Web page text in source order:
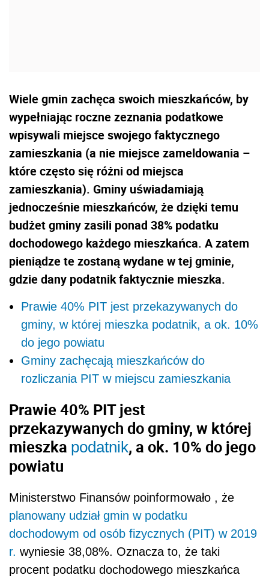
Wiele gmin zachęca swoich mieszkańców, by
wypełniając roczne zeznania podatkowe
wpisywali miejsce swojego faktycznego
zamieszkania (a nie miejsce zameldowania –
które często się różni od miejsca
zamieszkania). Gminy uświadamiają
jednocześnie mieszkańców, że dzięki temu
budżet gminy zasili ponad 38% podatku
dochodowego każdego mieszkańca. A zatem
pieniądze te zostaną wydane w tej gminie,
gdzie dany podatnik faktycznie mieszka.
Prawie 40% PIT jest przekazywanych do
gminy, w której mieszka podatnik, a ok. 10%
do jego powiatu
Gminy zachęcają mieszkańców do
rozliczania PIT w miejscu zamieszkania
Prawie 40% PIT jest
przekazywanych do gminy, w której
mieszka podatnik, a ok. 10% do jego
powiatu
Ministerstwo Finansów poinformowało , że
planowany udział gmin w podatku
dochodowym od osób fizycznych (PIT) w 2019
r. wyniesie 38,08%. Oznacza to, że taki
procent podatku dochodowego mieszkańca